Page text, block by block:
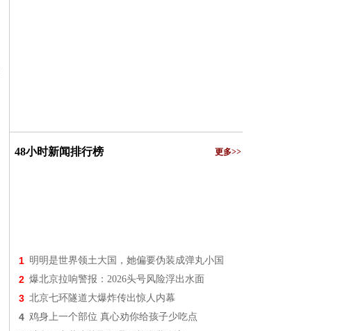
48小时新闻排行榜 更多>>
1 明明是世界领土大国，她偏要伪装成弹丸小国
2 爆北京拉响警报：2026头号风险浮出水面
3 北京七环隧道大爆炸传出惊人内幕
4 鸡身上一个部位 真心劝你给孩子少吃点